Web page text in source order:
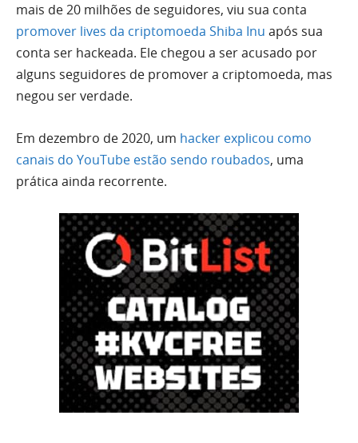
mais de 20 milhões de seguidores, viu sua conta
promover lives da criptomoeda Shiba Inu após sua
conta ser hackeada. Ele chegou a ser acusado por
alguns seguidores de promover a criptomoeda, mas
negou ser verdade.
Em dezembro de 2020, um hacker explicou como
canais do YouTube estão sendo roubados, uma
prática ainda recorrente.